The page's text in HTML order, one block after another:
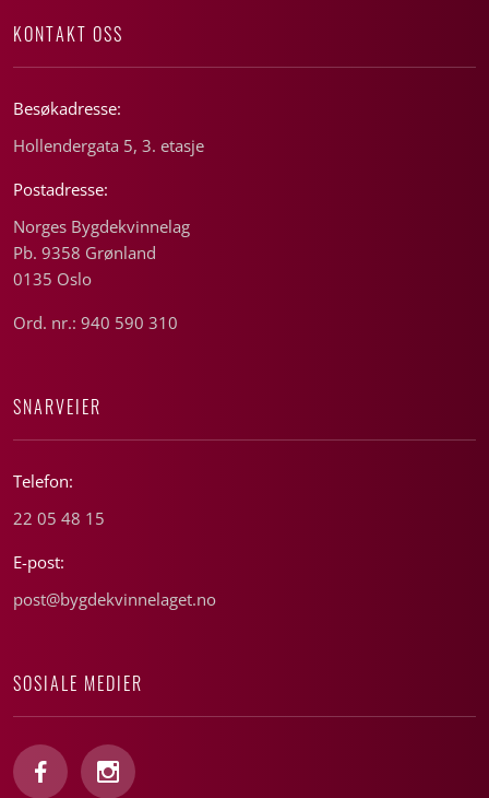
KONTAKT OSS
Besøkadresse:
Hollendergata 5, 3. etasje
Postadresse:
Norges Bygdekvinnelag
Pb. 9358 Grønland
0135 Oslo
Ord. nr.: 940 590 310
SNARVEIER
Telefon:
22 05 48 15
E-post:
post@bygdekvinnelaget.no
SOSIALE MEDIER